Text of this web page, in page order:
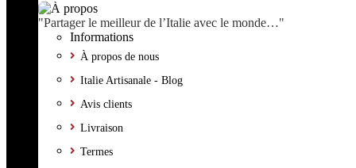
"Partager le meilleur de l’Italie avec le monde…"
Informations
À propos de nous
Italie Artisanale - Blog
Avis clients
Livraison
Termes